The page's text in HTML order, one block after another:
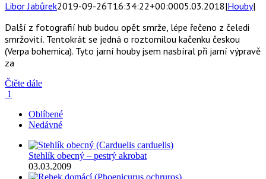
Libor Jabůrek2019-09-26T16:34:22+00:0005.03.2018|Houby|
Další z fotografií hub budou opět smrže, lépe řečeno z čeledi
smržovití. Tentokrát se jedná o roztomilou kačenku českou
(Verpa bohemica). Tyto jarní houby jsem nasbíral při jarní výpravě
za
Čtěte dále
1
Oblíbené
Nedávné
Stehlík obecný – pestrý akrobat
03.03.2009